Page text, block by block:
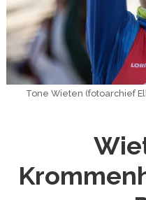
Tone Wieten (fotoarchief